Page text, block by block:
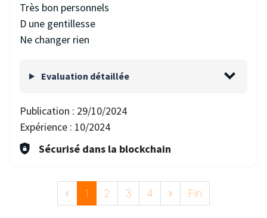
Très bon personnels
D une gentillesse
Ne changer rien
Evaluation détaillée
Publication : 29/10/2024
Expérience : 10/2024
Sécurisé dans la blockchain
« 1 2 3 4 » Fin